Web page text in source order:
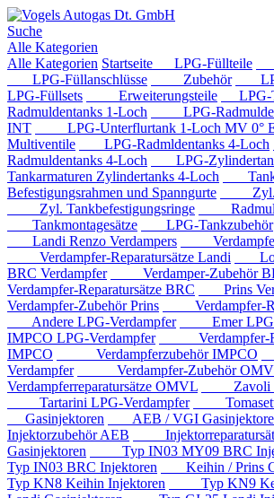
Suche
Alle Kategorien
Alle Kategorien Startseite LPG-Füllteile
LPG-Füllanschlüsse
Zubehör
LPG-Füllsets
Erweiterungsteile LPG-
Radmuldentanks 1-Loch
LPG-
INT
LPG-Unterflurtank 1-Loch MV 0°
Multiventile
LPG-Radmldentanks 4-Loch
Radmuldentanks 4-Loch
LPG-
Tankarmaturen Zylindertanks 4-Loch
Befestigungsrahmen und Spanngurte
Zyl.
Zyl. Tankbefestigungsringe
Tankmontagesätze
LPG-Tankzubehör
Landi Renzo Verdampers
Verdampfer-Reparatursätze Landi
BRC Verdampfer
Verdamper-Zubehör
Verdampfer-Reparatursätze BRC
Prins
Verdampfer-Zubehör Prins
Verdampfer-
Andere LPG-Verdampfer
Emer LPG-
IMPCO LPG-Verdampfer
Verdampfer-
IMPCO
Verdampferzubehör IMPCO
Verdampfer
Verdampfer-Zubehör
Verdampferreparatursätze OMVL
Zavoli
Tartarini LPG-Verdampfer
Gasinjektoren
AEB / VGI
Injektorzubehör AEB
Gasinjektoren
Typ IN03 MY09 BRC
Typ IN03 BRC Injektoren
Keihin / Prins
Typ KN8 Keihin Injektoren
Typ KN9